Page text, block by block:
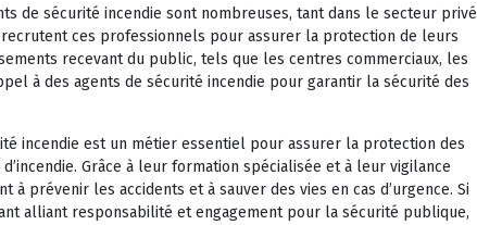
de sécurité incendie sont nombreuses, tant dans le secteur privé
ces professionnels pour assurer la protection de leurs
recevant du public, tels que les centres commerciaux, les
à des agents de sécurité incendie pour garantir la sécurité des
incendie est un métier essentiel pour assurer la protection des
Grâce à leur formation spécialisée et à leur vigilance
prévenir les accidents et à sauver des vies en cas d’urgence. Si
alliant responsabilité et engagement pour la sécurité publique,